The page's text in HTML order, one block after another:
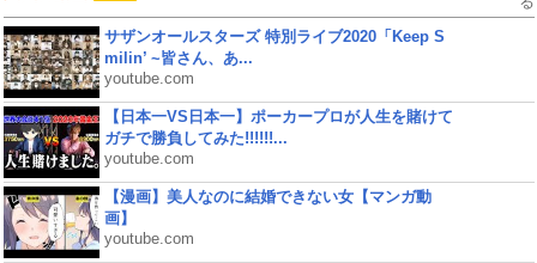
サザンオールスターズ 特別ライブ2020「Keep S
milin’ ~皆さん、あ...
youtube.com
【日本一VS日本一】ポーカープロが人生を賭けて
ガチで勝負してみた!!!!!!...
youtube.com
【漫画】美人なのに結婚できない女【マンガ動
画】
youtube.com